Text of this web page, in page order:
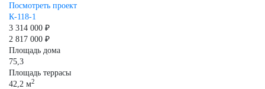
Посмотреть проект
К-118-1
3 314 000 ₽
2 817 000 ₽
Площадь дома
75,3
Площадь террасы
42,2 м2